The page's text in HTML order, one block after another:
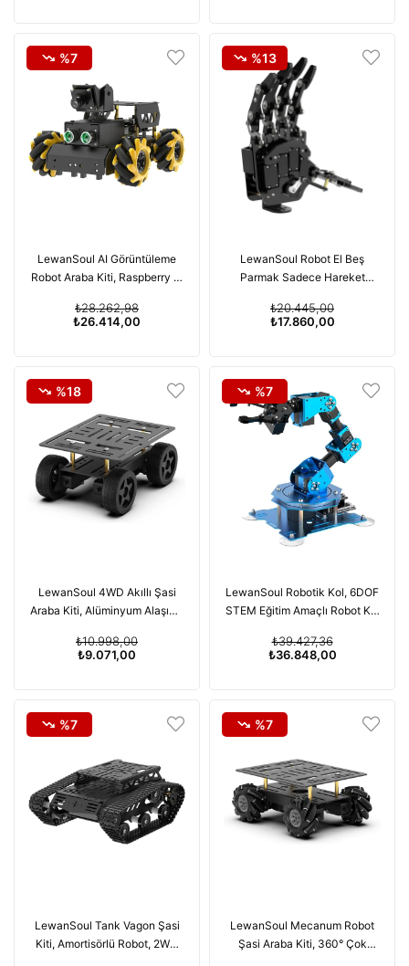
LewanSoul AI Görüntüleme
Robot Araba Kiti, Raspberry Pi
Kiti
₺26.414,00
₺28.262,98
%7
LewanSoul Robot El Beş
Parmak Sadece Hareket
₺17.860,00
₺20.445,00
%13
LewanSoul 4WD Akıllı Şasi
Araba Kiti, Alüminyum Alaşımlı
₺9.071,00
₺10.998,00
%18
LewanSoul Robotik Kol, 6DOF
STEM Eğitim Amaçlı Robot Kol
₺36.848,00
₺39.427,36
%7
LewanSoul Tank Vagon Şasi
Kiti, Amortisörlü Robot, 2WD
%7
LewanSoul Mecanum Robot
Şasi Araba Kiti, 360° Çok
%7